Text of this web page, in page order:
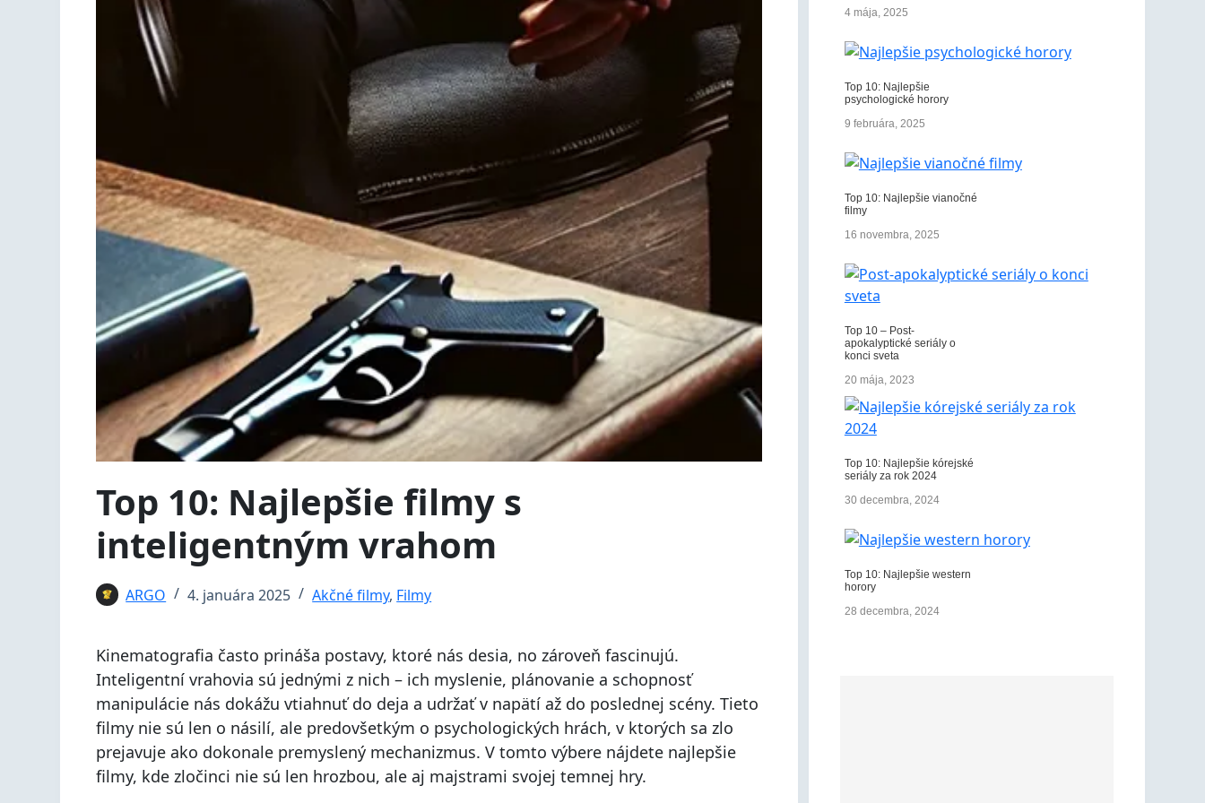
Top 10: Najlepšie filmy s
inteligentným vrahom
ARGO 4. januára 2025 Akčné filmy, Filmy
Kinematografia často prináša postavy, ktoré nás desia, no zároveň fascinujú.
Inteligentní vrahovia sú jednými z nich – ich myslenie, plánovanie a schopnosť
manipulácie nás dokážu vtiahnuť do deja a udržať v napätí až do poslednej scény. Tieto
filmy nie sú len o násilí, ale predovšetkým o psychologických hrách, v ktorých sa zlo
prejavuje ako dokonale premyslený mechanizmus. V tomto výbere nájdete najlepšie
filmy, kde zločinci nie sú len hrozbou, ale aj majstrami svojej temnej hry.
4 mája, 2025
Top 10: Najlepšie
psychologické horory
9 februára, 2025
Top 10: Najlepšie vianočné
filmy
16 novembra, 2025
Top 10 – Post-
apokalyptické seriály o
konci sveta
20 mája, 2023
Top 10: Najlepšie kórejské
seriály za rok 2024
30 decembra, 2024
Top 10: Najlepšie western
horory
28 decembra, 2024